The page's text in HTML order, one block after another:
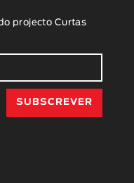
projecto Curtas